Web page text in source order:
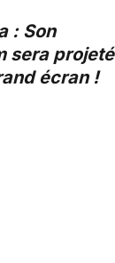
: Son
sera projeté
écran !